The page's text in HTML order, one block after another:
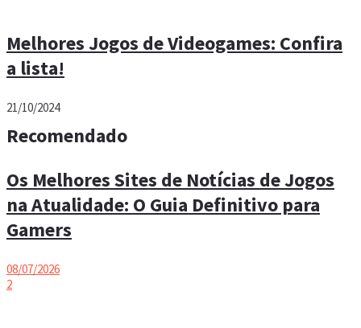
Melhores Jogos de Videogames: Confira
a lista!
21/10/2024
Recomendado
Os Melhores Sites de Notícias de Jogos
na Atualidade: O Guia Definitivo para
Gamers
08/07/2026
2